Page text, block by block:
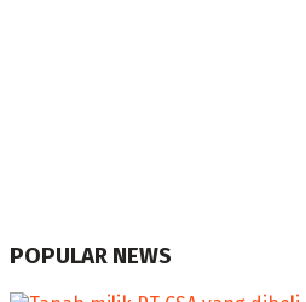
POPULAR NEWS